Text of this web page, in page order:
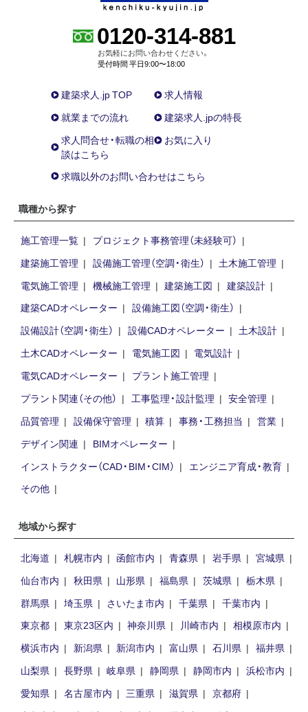
0120-314-881
お気軽にお問い合わせください。
受付時間 平日9:00〜18:00
建築求人.jp TOP
求人情報
就業までの流れ
建築求人.jpの特長
求人問合せ・転職の相
談はこちら
お気に入り
求職以外のお問い合わせはこちら
職種から探す
施工管理一覧
プロジェクト事務管理（未経験可）
建築施工管理
設備施工管理（空調・衛生）
土木施工管理
電気施工管理
機械施工管理 建築施工図
建築設計
建築CADオペレーター
設備施工図（空調・衛生）
設備設計（空調・衛生）
設備CADオペレーター
土木設計
土木CADオペレーター
電気施工図
電気設計
電気CADオペレーター
プラント施工管理
プラント関連（その他）
工事監理・設計監理
安全管理
品質管理
設備保守管理 積算 事務・工務担当
営業
デザイン関連
BIMオペレーター
インストラクター（CAD・BIM・CIM）
エンジニア育成・教育
その他
地域から探す
北海道 札幌市内 函館市内 青森県 岩手県
宮城県
仙台市内
秋田県 山形県 福島県 茨城県
栃木県
群馬県
埼玉県 さいたま市内 千葉県
千葉市内
東京都
東京23区内 神奈川県 川崎市内
相模原市内
横浜市内
新潟県 新潟市内 富山県 石川県
福井県
山梨県
長野県 岐阜県 静岡県 静岡市内
浜松市内
愛知県
名古屋市内 三重県 滋賀県
京都府